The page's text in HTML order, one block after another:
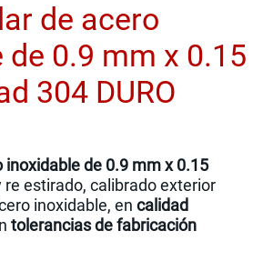
de acero
de 0.9 mm x 0.15
304 DURO
inoxidable de 0.9 mm x 0.15
re estirado, calibrado exterior
inoxidable, en calidad
tolerancias de fabricación